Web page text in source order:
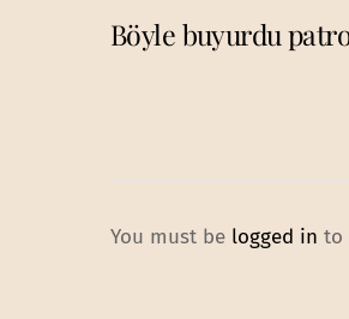
Böyle buyurdu
You must be logged in to